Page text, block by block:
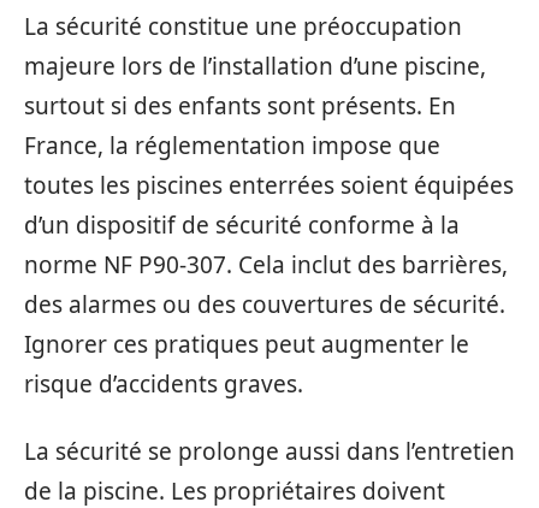
La sécurité constitue une préoccupation
majeure lors de l’installation d’une piscine,
surtout si des enfants sont présents. En
France, la réglementation impose que
toutes les piscines enterrées soient équipées
d’un dispositif de sécurité conforme à la
norme NF P90-307. Cela inclut des barrières,
des alarmes ou des couvertures de sécurité.
Ignorer ces pratiques peut augmenter le
risque d’accidents graves.
La sécurité se prolonge aussi dans l’entretien
de la piscine. Les propriétaires doivent